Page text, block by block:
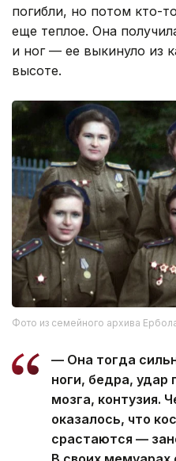
погибли, но потом кто-
еще теплое. Она
и ног — ее выкинуло из
высоте.
Фото из семейного архива
— Она тогда
ноги, бедра, удар
мозга, контузия.
оказалось, что
срастаются —